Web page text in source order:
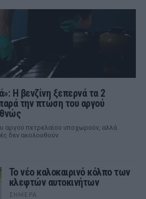
Η βενζίνη ξεπερνά τα 2
την πτώση του αργού
αργού πετρελαίου υποχωρούν, αλλά
δεν ακολουθούν
Το νέο καλοκαιρινό κόλπο των
κλεφτών αυτοκινήτων
ΣΉΜΕΡΑ